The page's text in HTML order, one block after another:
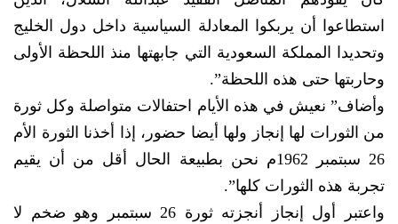
استطاعوا أن يربكوا المعادلة السياسية داخل دول الخليج
وتحديدا المملكة السعودية التي جابهتها منذ اللحظة الأولى
وحاربتها حتى هذه اللحظة”.
وأضاف” نعيش في هذه الأيام احتفالات متواصلة وكل ثورة
من الثورات لها إنجاز ولها أيضا حضور، إذا أخذنا الثورة الأم
26 سبتمبر 1962م نحن بطبيعة الحال أقل من أن يقيم
تجربة هذه الثورات كلها”.
واعتبر أول إنجاز أنجزته ثورة 26 سبتمبر وهو ضخم لا